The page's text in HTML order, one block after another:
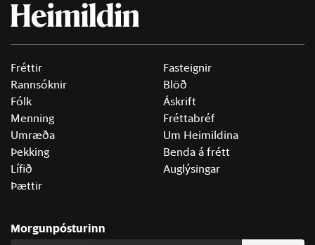
Fréttir
Rannsóknir
Fólk
Menning
Umræða
Þekking
Lífið
Þættir
Fasteignir
Blöð
Áskrift
Fréttabréf
Um Heimildina
Benda á frétt
Auglýsingar
Morgunpósturinn